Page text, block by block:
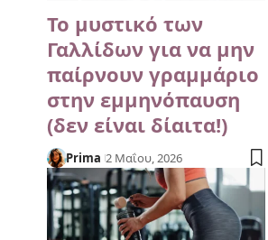
Το μυστικό των
Γαλλίδων για να μην
παίρνουν γραμμάριο
στην εμμηνόπαυση
(δεν είναι δίαιτα!)
Prima 2 Μαΐου, 2026